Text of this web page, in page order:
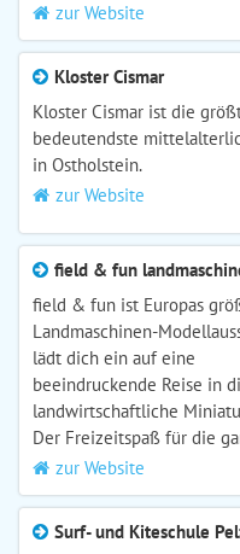
zur Website
Kloster Cismar
Kloster Cismar ist die
bedeutendste
in Ostholstein.
zur Website
field & fun
field & fun ist Europas
Landmaschinen-
lädt dich ein auf eine
beeindruckende Reise in
landwirtschaftliche
Der Freizeitspaß für die
zur Website
Surf- und Kiteschule